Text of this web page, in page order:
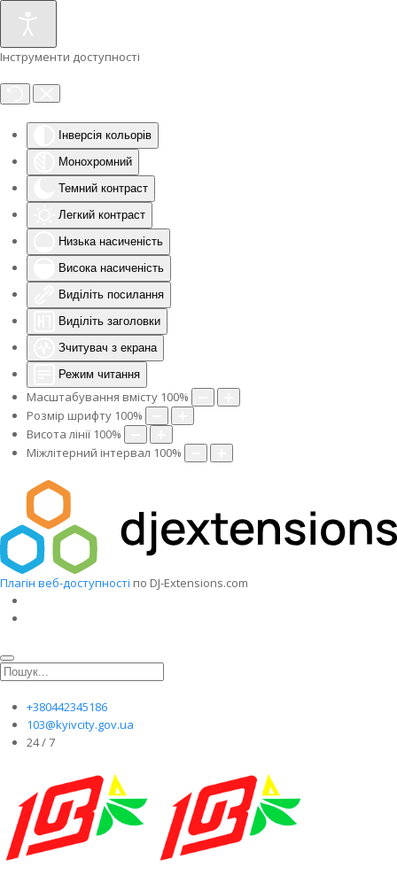
Інструменти доступності
Інверсія кольорів
Монохромний
Темний контраст
Легкий контраст
Низька насиченість
Висока насиченість
Виділіть посилання
Виділіть заголовки
Зчитувач з екрана
Режим читання
Масштабування вмісту 100%
Розмір шрифту 100%
Висота лінії 100%
Міжлітерний інтервал 100%
Плагін веб-доступності по DJ-Extensions.com
+380442345186
103@kyivcity.gov.ua
24 / 7